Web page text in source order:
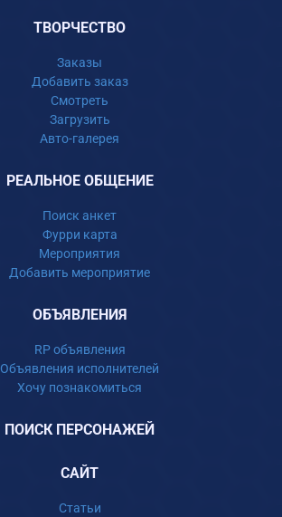
ТВОРЧЕСТВО
Заказы
Добавить заказ
Смотреть
Загрузить
Авто-галерея
РЕАЛЬНОЕ ОБЩЕНИЕ
Поиск анкет
Фурри карта
Мероприятия
Добавить мероприятие
ОБЪЯВЛЕНИЯ
RP объявления
Объявления исполнителей
Хочу познакомиться
ПОИСК ПЕРСОНАЖЕЙ
САЙТ
Статьи